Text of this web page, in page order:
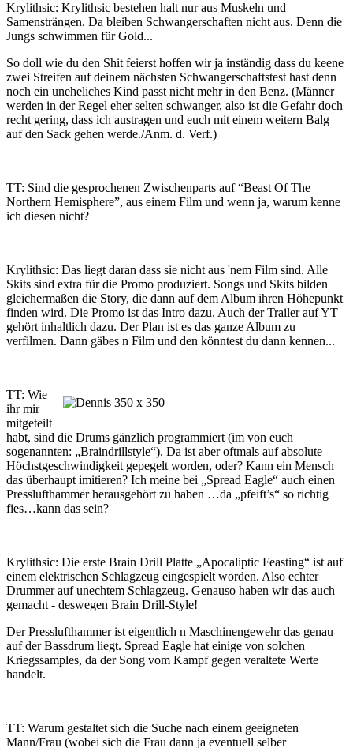
Krylithsic: Krylithsic bestehen halt nur aus Muskeln und
Samensträngen. Da bleiben Schwangerschaften nicht aus. Denn die
Jungs schwimmen für Gold...
So doll wie du den Shit feierst hoffen wir ja inständig dass du keene
zwei Streifen auf deinem nächsten Schwangerschaftstest hast denn
noch ein uneheliches Kind passt nicht mehr in den Benz. (Männer
werden in der Regel eher selten schwanger, also ist die Gefahr doch
recht gering, dass ich austragen und euch mit einem weitern Balg
auf den Sack gehen werde./Anm. d. Verf.)
TT: Sind die gesprochenen Zwischenparts auf “Beast Of The
Northern Hemisphere”, aus einem Film und wenn ja, warum kenne
ich diesen nicht?
Krylithsic: Das liegt daran dass sie nicht aus 'nem Film sind. Alle
Skits sind extra für die Promo produziert. Songs und Skits bilden
gleichermaßen die Story, die dann auf dem Album ihren Höhepunkt
finden wird. Die Promo ist das Intro dazu. Auch der Trailer auf YT
gehört inhaltlich dazu. Der Plan ist es das ganze Album zu
verfilmen. Dann gäbes n Film und den könntest du dann kennen...
TT: Wie
ihr mir
mitgeteilt
habt, sind die Drums gänzlich programmiert (im von euch
sogenannten: „Braindrillstyle“). Da ist aber oftmals auf absolute
Höchstgeschwindigkeit gepegelt worden, oder? Kann ein Mensch
das überhaupt imitieren? Ich meine bei „Spread Eagle“ auch einen
Presslufthammer herausgehört zu haben …da „pfeift’s“ so richtig
fies…kann das sein?
Krylithsic: Die erste Brain Drill Platte „Apocaliptic Feasting“ ist auf
einem elektrischen Schlagzeug eingespielt worden. Also echter
Drummer auf unechtem Schlagzeug. Genauso haben wir das auch
gemacht - deswegen Brain Drill-Style!
Der Presslufthammer ist eigentlich n Maschinengewehr das genau
auf der Bassdrum liegt. Spread Eagle hat einige von solchen
Kriegssamples, da der Song vom Kampf gegen veraltete Werte
handelt.
TT: Warum gestaltet sich die Suche nach einem geeigneten
Mann/Frau (wobei sich die Frau dann ja eventuell selber